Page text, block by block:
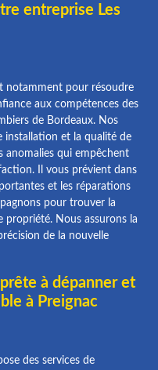
entreprise Les
notamment pour résoudre
aux compétences des
de Bordeaux. Nos
installation et la qualité de
anomalies qui empêchent
Il vous prévient dans
et les réparations
pour trouver la
propriété. Nous assurons la
de la nouvelle
à dépanner et
à Preignac
des services de